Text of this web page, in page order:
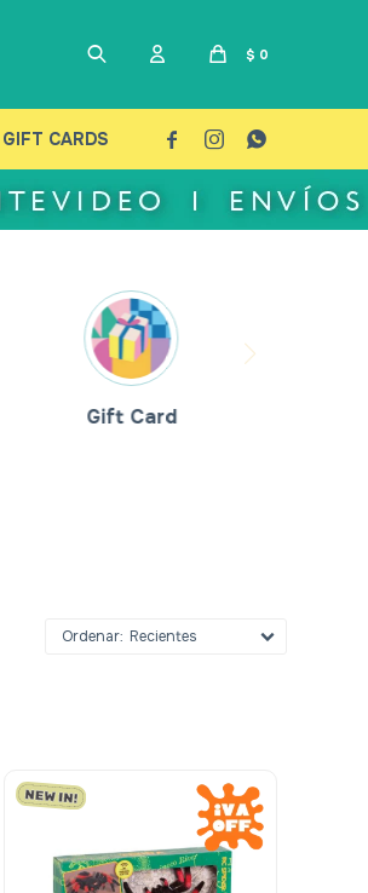
GIFT CARDS
$ 0
  
Gift Card
Recientes